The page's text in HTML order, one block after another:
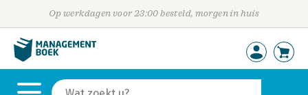
Op werkdagen voor 23:00 besteld, morgen in huis